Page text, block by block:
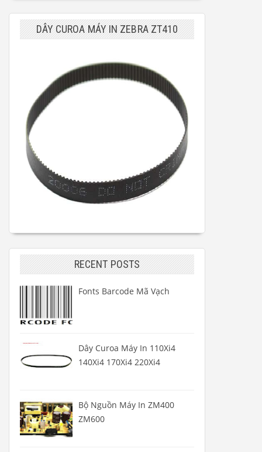
DÂY CUROA MÁY IN ZEBRA ZT410
RECENT POSTS
Fonts Barcode Mã Vạch
Dây Curoa Máy In 110Xi4
140Xi4 170Xi4 220Xi4
Bộ Nguồn Máy In ZM400
ZM600